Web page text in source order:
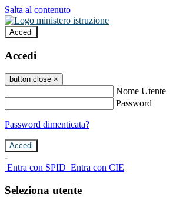
Salta al contenuto
Accedi
Accedi
button close ×
Nome Utente
Password
Password dimenticata?
-
Entra con SPID Entra con CIE
Seleziona utente